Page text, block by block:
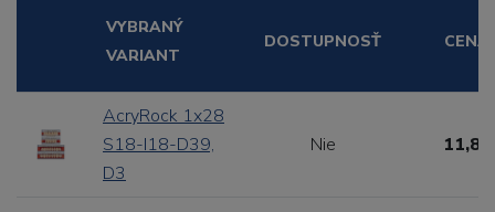
VYBRANÝ
VARIANT
DOSTUPNOSŤ CENA
AcryRock 1x28
S18-I18-D39,
D3
Nie